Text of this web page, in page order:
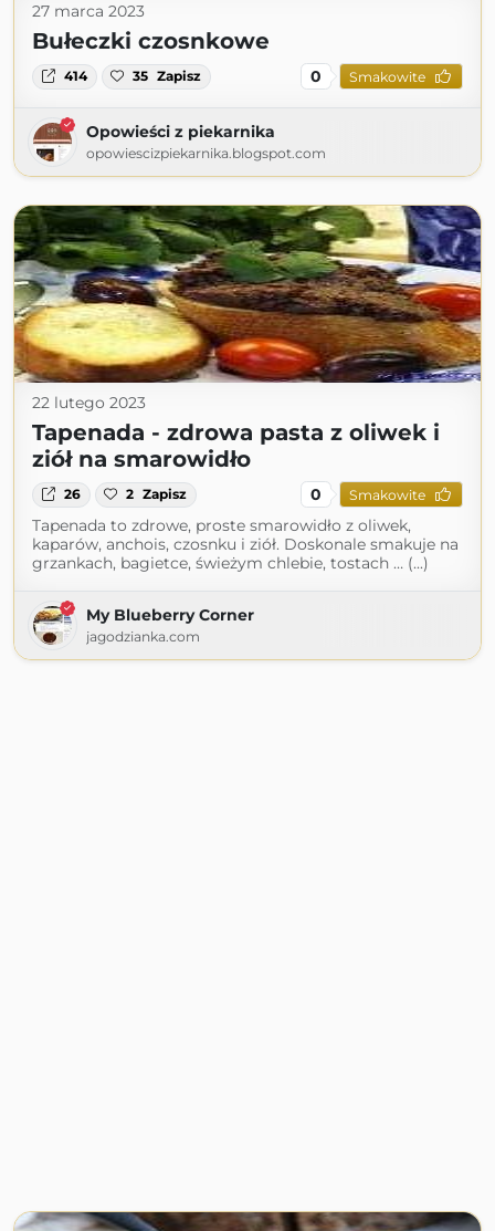
27 marca 2023
Bułeczki czosnkowe
414 35 Zapisz 0 Smakowite
Opowieści z piekarnika
opowiescizpiekarnika.blogspot.com
22 lutego 2023
Tapenada - zdrowa pasta z oliwek i
ziół na smarowidło
26 2 Zapisz 0 Smakowite
Tapenada to zdrowe, proste smarowidło z oliwek,
kaparów, anchois, czosnku i ziół. Doskonale smakuje na
grzankach, bagietce, świeżym chlebie, tostach … (...)
My Blueberry Corner
jagodzianka.com